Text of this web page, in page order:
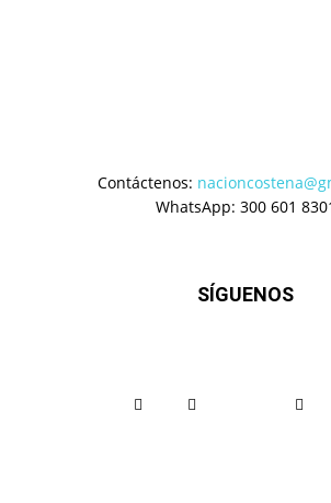
Contáctenos:
WhatsApp: 300 601
SÍGUENOS